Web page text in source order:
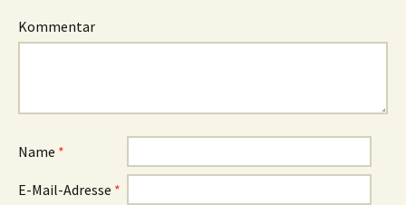
Kommentar
Name *
E-Mail-Adresse *